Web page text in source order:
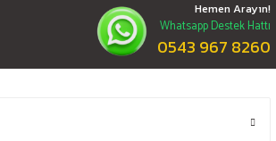
Hemen Arayın!
Whatsapp Destek Hattı
0543 967 8260